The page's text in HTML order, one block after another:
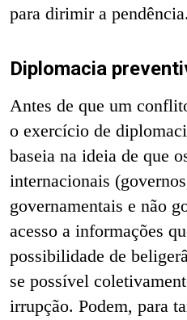
para dirimir a pendência.
Diplomacia
Antes de que um
o exercício de
baseia na ideia de que
internacionais
governamentais e não
acesso a informações
possibilidade de
se possível
irrupção. Podem, para